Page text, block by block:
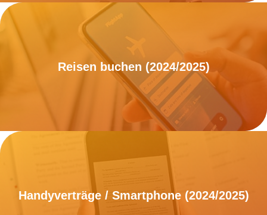
Reisen buchen (2024/2025)
Handyverträge / Smartphone (2024/2025)